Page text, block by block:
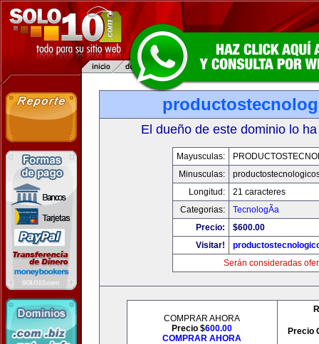
El dueño de este dominio lo
Mayusculas:
Minusculas:
Longitud:
21 caracteres
Categorias:
TecnologÃ­a
Precio:
$600.00
Visitar!
Serán consideradas
COMPRAR AHORA
Precio $600.00
COMPRAR AHORA
Precio